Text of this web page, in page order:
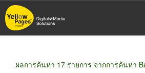
ข้าม
ไป
ผลการค้นหา 17 รายการ จากการค้นหา